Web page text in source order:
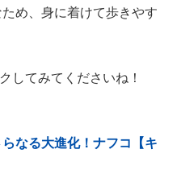
め、身に着けて歩きやす
してみてくださいね！
なる大進化！ナフコ【キ